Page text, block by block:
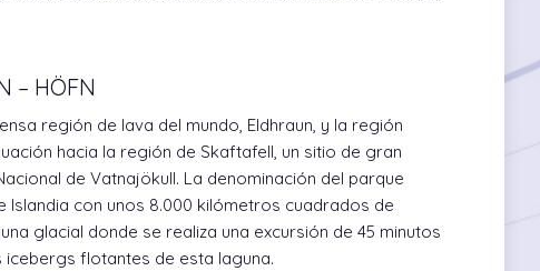
– HÖFN
región de lava del mundo, Eldhraun, y la región
hacia la región de Skaftafell, un sitio de gran
de Vatnajökull. La denominación del parque
con unos 8.000 kilómetros cuadrados de
glacial donde se realiza una excursión de 45 minutos
flotantes de esta laguna.